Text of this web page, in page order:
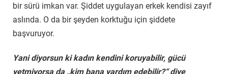
bir sürü imkan var. Şiddet uygulayan erkek kendisi zayıf
aslında. O da bir şeyden korktuğu için şiddete
başvuruyor.
Yani diyorsun ki kadın kendini koruyabilir, gücü
yetmiyorsa da „kim bana yardım edebilir?“ diye